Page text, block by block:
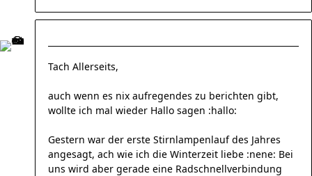
Tach Allerseits,
auch wenn es nix aufregendes zu berichten gibt,
wollte ich mal wieder Hallo sagen :hallo:
Gestern war der erste Stirnlampenlauf des Jahres
angesagt, ach wie ich die Winterzeit liebe :nene: Bei
uns wird aber gerade eine Radschnellverbindung